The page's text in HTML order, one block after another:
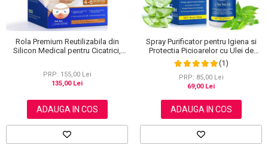
Rola Premium Reutilizabila din
Silicon Medical pentru Cicatrici,
PRP: 155,00 Lei
135,00 Lei
ADAUGA IN COS
Spray Purificator pentru Igiena si
Protectia Picioarelor cu Ulei de
Arbore de Ceai, 120 ml
(1)
PRP: 85,00 Lei
69,00 Lei
ADAUGA IN COS